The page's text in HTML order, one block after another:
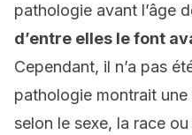
pathologie avant l’âge
d’entre elles le font
Cependant, il n’a pas
pathologie montrait
selon le sexe, la race ou